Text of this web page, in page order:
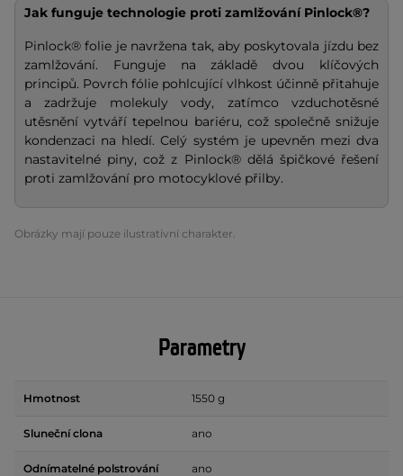
Jak funguje technologie proti zamlžování Pinlock®?
Pinlock® folie je navržena tak, aby poskytovala jízdu bez
zamlžování. Funguje na základě dvou klíčových
principů. Povrch fólie pohlcující vlhkost účinně přitahuje
a zadržuje molekuly vody, zatímco vzduchotěsné
utěsnění vytváří tepelnou bariéru, což společně snižuje
kondenzaci na hledí. Celý systém je upevněn mezi dva
nastavitelné piny, což z Pinlock® dělá špičkové řešení
proti zamlžování pro motocyklové přilby.
Obrázky mají pouze ilustrativní charakter.
Parametry
Hmotnost 1550 g
Sluneční clona ano
Odnímatelné polstrování ano